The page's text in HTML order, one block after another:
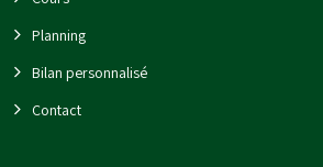
Planning
Bilan personnalisé
Contact